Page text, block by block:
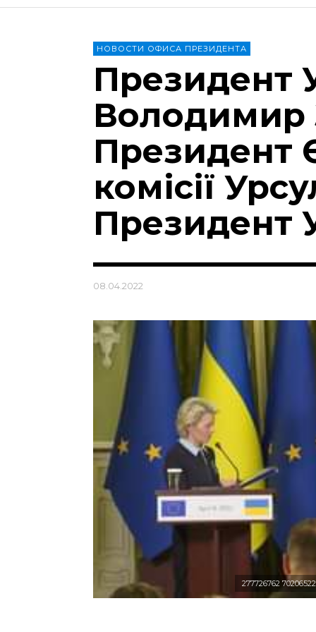
НОВОСТИ ОФИСА ПРЕЗИДЕНТА
Президент
Володимир
Президент
комісії
Президент
08.04.2022
277726762